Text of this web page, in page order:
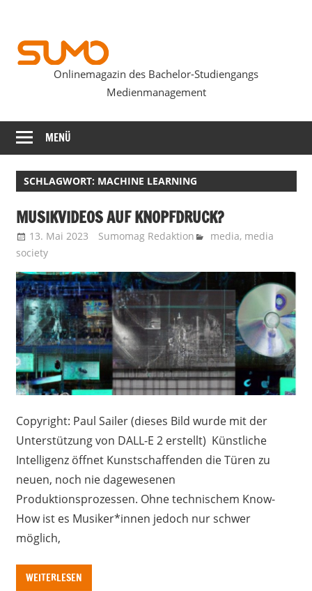
springen
SUMOmag
Onlinemagazin des Bachelor-Studiengangs
Medienmanagement
MENÜ
SCHLAGWORT: MACHINE LEARNING
MUSIKVIDEOS AUF KNOPFDRUCK?
13. Mai 2023 Sumomag Redaktion media, media
society
Copyright: Paul Sailer (dieses Bild wurde mit der
Unterstützung von DALL-E 2 erstellt) Künstliche
Intelligenz öffnet Kunstschaffenden die Türen zu
neuen, noch nie dagewesenen
Produktionsprozessen. Ohne technischem Know-
How ist es Musiker*innen jedoch nur schwer
möglich,
WEITERLESEN